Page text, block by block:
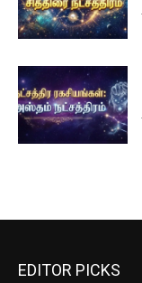
EDITOR PICKS